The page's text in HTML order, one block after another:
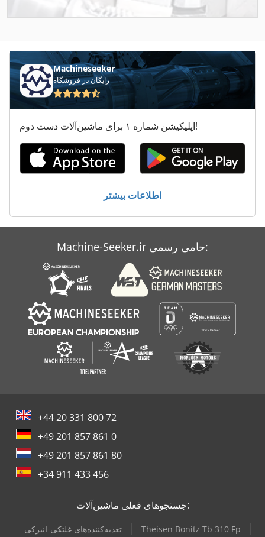
Atlas Copco Ga 45
Atlas Copco Ga 5
Atlas Copco Ga 50 Vsd
Atlas Copco Ga 508
Atlas Copco Ga 55
Atlas Copco Ga 708
Atlas Copco Ga 75
Atlas Copco Ga 90 Ff
Atlas Copco Zr 55
Machineseeker
رایگان در فروشگاه
اپلیکیشن شماره ۱ برای ماشین‌آلات دست دوم!
اطلاعات بیشتر
Machine-Seeker.ir حامی رسمی:
+44 20 331 800 72
+49 201 857 861 0
+49 201 857 861 80
+34 911 433 456
جستجوهای فعلی ماشین‌آلات:
تغذیه‌کننده‌های غلتکی-انبرکی
Theisen Bonitz Tb 310 Fp